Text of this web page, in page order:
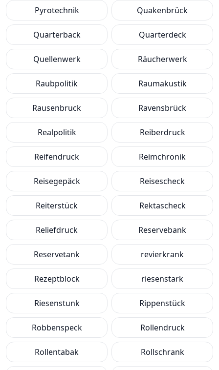
Pyrotechnik Quakenbrück
Quarterback Quarterdeck
Quellenwerk Räucherwerk
Raubpolitik Raumakustik
Rausenbruck Ravensbrück
Realpolitik Reiberdruck
Reifendruck Reimchronik
Reisegepäck Reisescheck
Reiterstück Rektascheck
Reliefdruck Reservebank
Reservetank revierkrank
Rezeptblock riesenstark
Riesenstunk Rippenstück
Robbenspeck Rollendruck
Rollentabak Rollschrank